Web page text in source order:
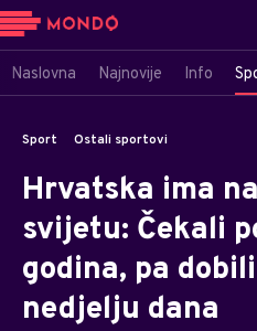
Naslovna Najnovije Info
Sport Ostali sportovi
Hrvatska ima
svijetu: Čekali
godina, pa
nedjelju dana